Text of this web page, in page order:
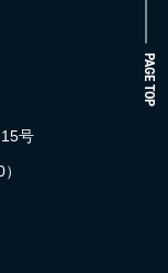
PAGE TOP
号